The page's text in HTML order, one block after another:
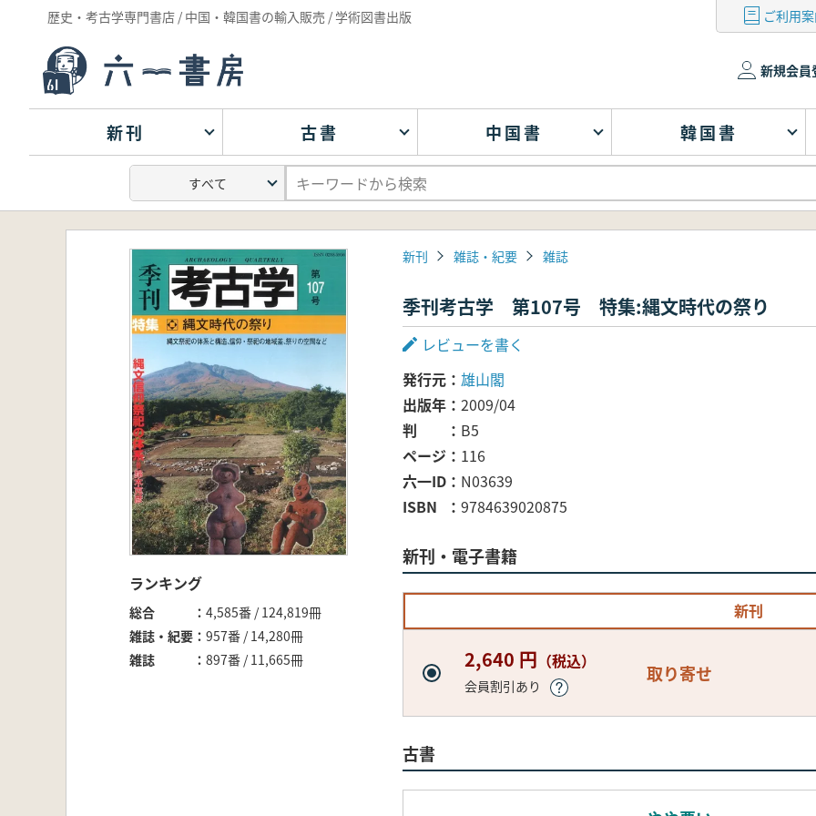
歴史・考古学専門書店 / 中国・韓国書の輸入販売 / 学術図書出版 ご利用
新規会員
新刊 古書 中国書 韓国書
ランキング
総合
4,585番 / 124,819冊
雑誌・紀要
957番 / 14,280冊
雑誌
897番 / 11,665冊
新刊 雑誌・紀要 雑誌
季刊考古学 第107号 特集:縄文時代の祭り
レビューを書く
発行元
雄山閣
出版年
2009/04
判
B5
ページ
116
六一ID
N03639
ISBN
9784639020875
新刊・電子書籍
新刊
2,640 円 （税込）
会員割引あり
取り寄せ
古書